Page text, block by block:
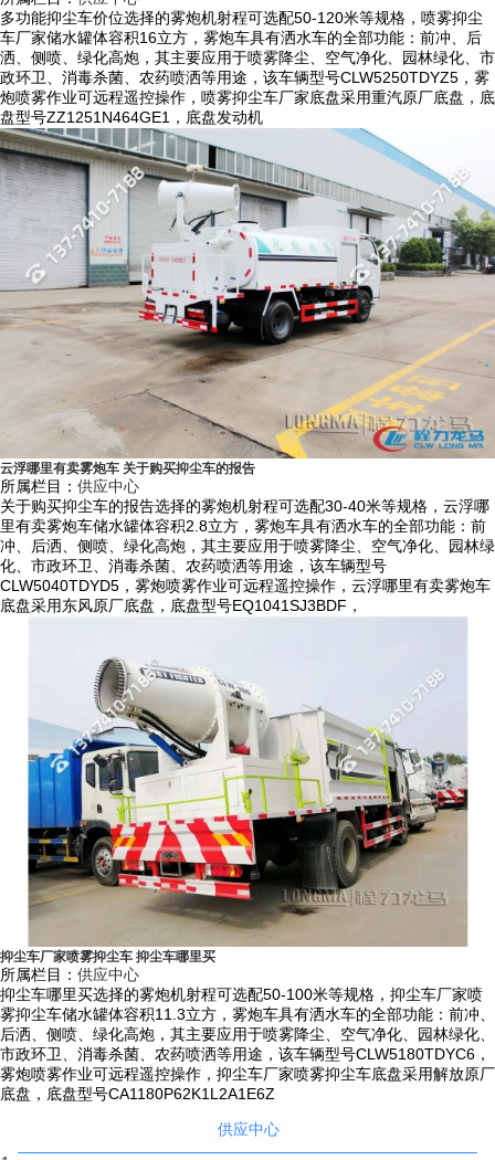
洗、广告牌清洗环保作业，左右绿化浇灌装置可用于公路绿化带的浇灌作
业。
5）设计成铁路专用抑尘车时可对煤炭装运点喷洒抑尘固化剂，可对每节
火车上的煤炭进行固化，形成保护膜，减少扬尘污染，可实现每节车厢之
间感应间隔停喷。
三、程力龙马抑尘车特点：
1）底盘采用国内知名品牌如东风、重汽、解放、福田等系列，驾驶室内
带冷暖空调，驾驶舒适度高，底盘配置高、质量稳定可靠，售后服务体系
健全。
2）根据车型公告而采用方形瓦楞罐体或方圆形罐体，国标优质碳钢材
质，罐体外形设计协调，内设防波板，罐体采用有限元分析方法优化设
计，充分利用车载空间，水罐容积大，并通过了严格的可靠性试验，罐体
内部做防腐防锈处理，更加经久耐用。
3）产品具有自主专利技术，规格齐全从30-120米的射程均常备现货，本
厂雾炮机结构紧凑，射程远，雾粒细小，覆盖面积大，可手动或遥控操
纵，可随意控制调节水平旋转及喷雾角度，远程遥控操作距离可达100米
以上。
4）整车运行稳定，始终处于佳运行状态，使用寿命更长，维护保养成本
低；匹配的雾炮机功力强、射程远、穿透力强、雾粒附着力强、覆盖范围
5）使用抑尘车耗水量相比其它抑尘喷洒设备可节约70%～80%(喷枪、洒
水机车)，且水雾覆盖粉尘面积远远大于其它抑尘喷洒设备。
6）本公司抑尘车工作效率高、喷雾速度快，对容易引起尘埃的环境喷水
除尘时，喷出的雾粒细小、与飘起的尘埃接触时，形成一种潮湿雾状体，
能快速将尘埃抑制降沉，雾量沉降率可达95%。
7）具有二次雾化技术，采用了一种特定的起涡轮风助装置改变风向使之
与雾粒的流动方向形成一个夹角，促进水雾化充分，当雾滴从喷嘴中喷出
后在喷雾区域被高速高压气流进一步破碎，并使雾滴的速度逐渐增加，提
高了雾化程度，雾化一般可达到约50-150um直径大小的雾滴。
8）除了小功率机组，其它大功率发电机组均安装在车辆驾驶室与罐体之
间，保障整车满载后轴荷分布合理；车辆后部加装操作平台，平台加大加
宽，底部碳钢板加密，平台上安装高压水炮，高压炮竖管采用U型螺栓固
定，防止喷水时产生冲力，罐体后部加装上下扶梯，罐体顶部围板形式，
保证人员在罐顶作业时的安全。
9）发电机组静音罩侧面散热窗用钢网或百页窗形式，内贴有吸音棉，可
有效的保护发电机组，防水、防灰、减噪音。罐体与罐座加装衬板，所有
多功能抑尘车价位选择的雾炮机射程可选配50-120米等规格，喷雾抑尘
车厂家储水罐体容积16立方，雾炮车具有洒水车的全部功能：前冲、后
洒、侧喷、绿化高炮，其主要应用于喷雾降尘、空气净化、园林绿化、市
政环卫、消毒杀菌、农药喷洒等用途，该车辆型号CLW5250TDYZ5，雾
炮喷雾作业可远程遥控操作，喷雾抑尘车厂家底盘采用重汽原厂底盘，底
盘型号ZZ1251N464GE1，底盘发动机
云浮哪里有卖雾炮车 关于购买抑尘车的报告
所属栏目： 供应中心
关于购买抑尘车的报告选择的雾炮机射程可选配30-40米等规格，云浮哪
里有卖雾炮车储水罐体容积2.8立方，雾炮车具有洒水车的全部功能：前
冲、后洒、侧喷、绿化高炮，其主要应用于喷雾降尘、空气净化、园林绿
化、市政环卫、消毒杀菌、农药喷洒等用途，该车辆型号
CLW5040TDYD5，雾炮喷雾作业可远程遥控操作，云浮哪里有卖雾炮车
底盘采用东风原厂底盘，底盘型号EQ1041SJ3BDF，
抑尘车厂家喷雾抑尘车 抑尘车哪里买
所属栏目： 供应中心
抑尘车哪里买选择的雾炮机射程可选配50-100米等规格，抑尘车厂家喷
雾抑尘车储水罐体容积11.3立方，雾炮车具有洒水车的全部功能：前冲、
后洒、侧喷、绿化高炮，其主要应用于喷雾降尘、空气净化、园林绿化、
市政环卫、消毒杀菌、农药喷洒等用途，该车辆型号CLW5180TDYC6，
雾炮喷雾作业可远程遥控操作，抑尘车厂家喷雾抑尘车底盘采用解放原厂
底盘，底盘型号CA1180P62K1L2A1E6Z
供应中心